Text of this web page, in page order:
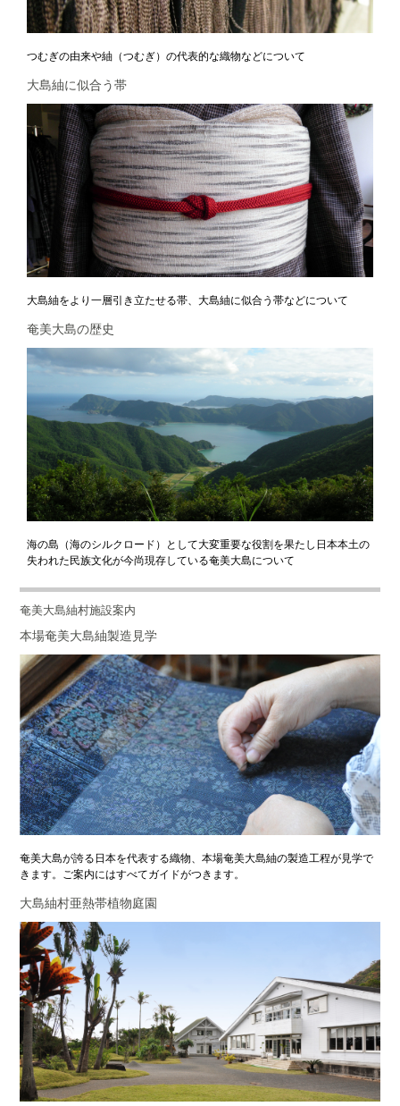
つむぎの由来や紬（つむぎ）の代表的な織物などについて
大島紬に似合う帯
大島紬をより一層引き立たせる帯、大島紬に似合う帯などについて
奄美大島の歴史
海の島（海のシルクロード）として大変重要な役割を果たし日本本土の
失われた民族文化が今尚現存している奄美大島について
奄美大島紬村施設案内
本場奄美大島紬製造見学
奄美大島が誇る日本を代表する織物、本場奄美大島紬の製造工程が見学で
きます。ご案内にはすべてガイドがつきます。
大島紬村亜熱帯植物庭園